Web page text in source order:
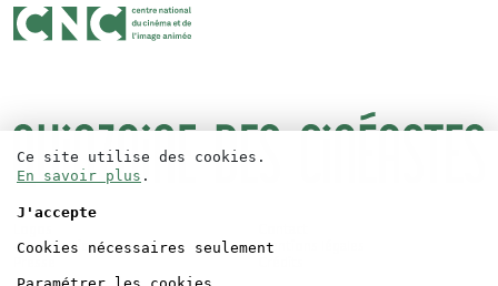
Accréditations
Mentions légales
Ce site utilise des cookies.
En savoir plus .
J'accepte
Cookies nécessaires seulement